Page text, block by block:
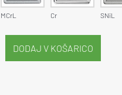
MCrL Cr SNiL